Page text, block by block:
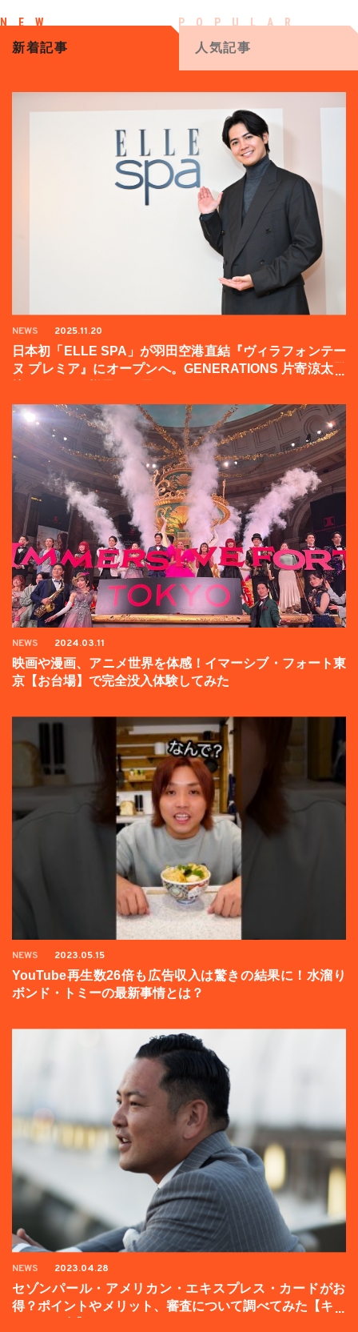
新着記事 人気記事
NEWS 2025.11.20
日本初「ELLE SPA」が羽田空港直結『ヴィラフォンテー
ヌ プレミア』にオープンへ。GENERATIONS 片寄涼太登
NEWS 2024.03.11
映画や漫画、アニメ世界を体感！イマーシブ・フォート東
京【お台場】で完全没入体験してみた
NEWS 2023.05.15
YouTube再生数26倍も広告収入は驚きの結果に！水溜り
ボンド・トミーの最新事情とは？
NEWS 2023.04.28
セゾンパール・アメリカン・エキスプレス・カードがお
得？ポイントやメリット、審査について調べてみた【キャ